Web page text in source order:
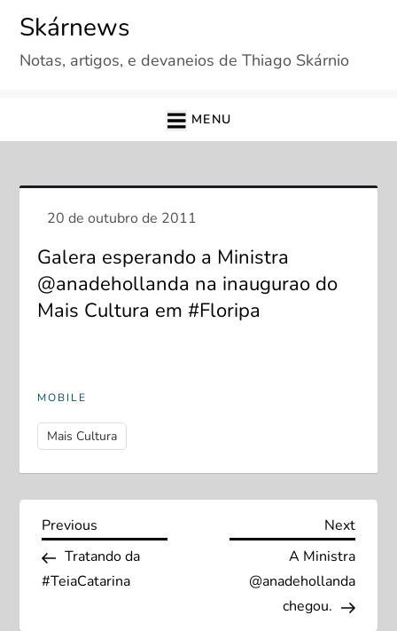
content
Skárnews
Notas, artigos, e devaneios de Thiago Skárnio
MENU
Galera esperando a Ministra
@anadehollanda na inaugurao do
Mais Cultura em #Floripa
MOBILE
Mais Cultura
N
a
Previous
Post
Previous
Tratando da
#TeiaCatarina
Next
Post
Next
A Ministra
@anadehollanda
chegou.